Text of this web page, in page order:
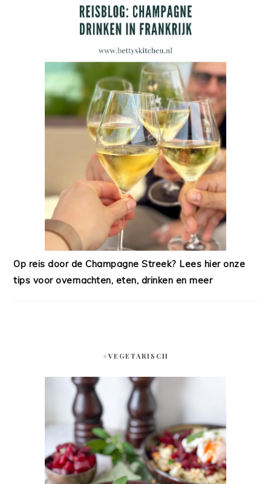
Op reis door de Champagne Streek? Lees hier onze
tips voor overnachten, eten, drinken en meer
#VEGETARISCH